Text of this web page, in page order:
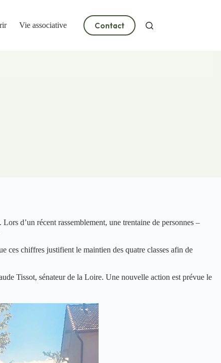
Vie associative Contact
d’un récent rassemblement, une trentaine de personnes –
ces chiffres justifient le maintien des quatre classes afin de
Tissot, sénateur de la Loire. Une nouvelle action est prévue le